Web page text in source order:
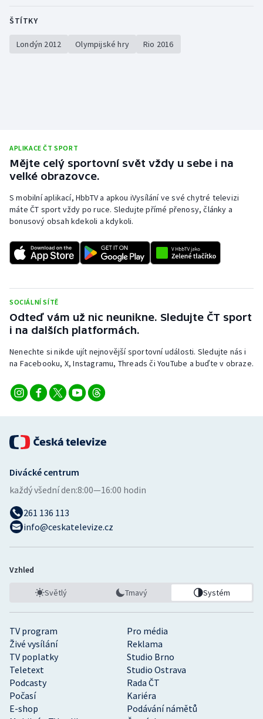
Vodní slalom
Volejbal
ŠTÍTKY
Londýn 2012 Olympijské hry Rio 2016
APLIKACE ČT SPORT
Mějte celý sportovní svět vždy u sebe i na
velké obrazovce.
S mobilní aplikací, HbbTV a apkou iVysílání ve své chytré televizi
máte ČT sport vždy po ruce. Sledujte přímé přenosy, články a
bonusový obsah kdekoli a kdykoli.
SOCIÁLNÍ SÍTĚ
Odteď vám už nic neunikne. Sledujte ČT sport
i na dalších platformách.
Nenechte si nikde ujít nejnovější sportovní události. Sledujte nás i
na Facebooku, X, Instagramu, Threads či YouTube a buďte v obraze.
TV program
Pro média
Živé vysílání
Reklama
TV poplatky
Studio Brno
Teletext
Studio Ostrava
Podcasty
Rada ČT
Počasí
Kariéra
E-shop
Podávání námětů
Divácké centrum
každý všední den:8:00—16:00 hodin
261 136 113
info@ceskatelevize.cz
Vzhled
Světlý Tmavý Systém